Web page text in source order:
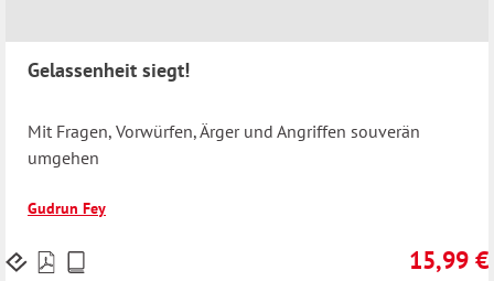
Gelassenheit siegt!
Mit Fragen, Vorwürfen, Ärger und Angriffen souverän
umgehen
Gudrun Fey
15,99 €
Preise